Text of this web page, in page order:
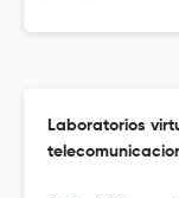
Laboratorios